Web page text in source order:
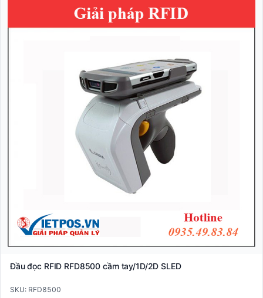
Đầu đọc RFID RFD8500 cầm tay/1D/2D SLED
SKU: RFD8500